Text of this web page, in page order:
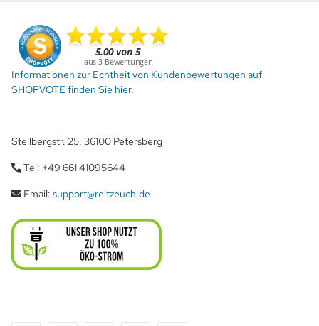
Informationen zur Echtheit von Kundenbewertungen auf
SHOPVOTE finden Sie hier.
Stellbergstr. 25, 36100 Petersberg
Tel: +49 661 41095644
Email: support@reitzeuch.de